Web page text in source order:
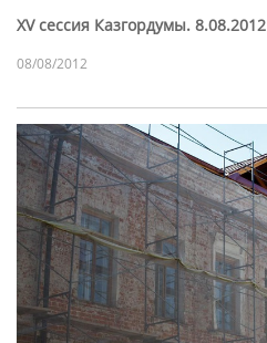
XV сессия Казгордумы. 8.08.2012
08/08/2012